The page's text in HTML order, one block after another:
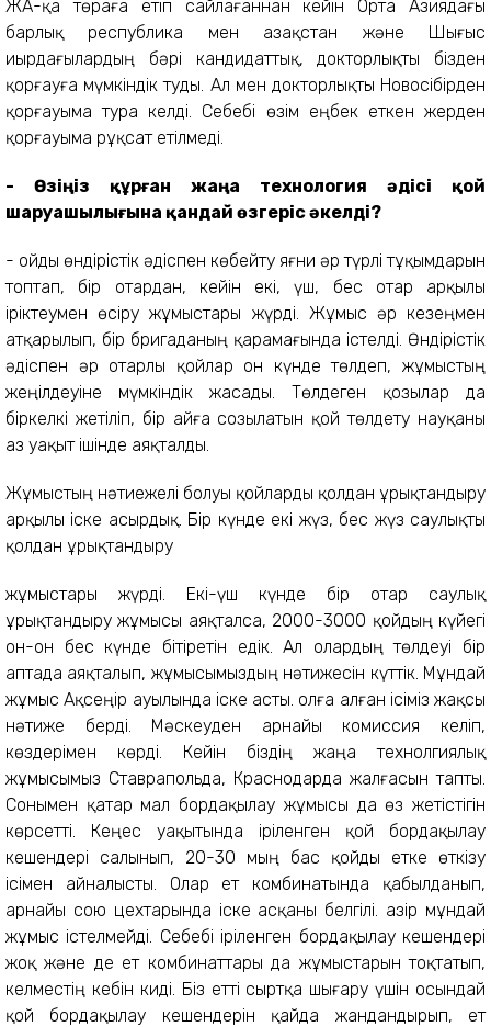
ЖАҚ-қа төраға етіп сайлағаннан кейін Орта Азиядағы
барлық республика мен Қазақстан және Шығыс
Қиырдағылардың бәрі кандидаттық, докторлықты бізден
қорғауға мүмкіндік туды. Ал мен докторлықты Новосібірден
қорғауыма тура келді. Себебі өзім еңбек еткен жерден
қорғауыма рұқсат етілмеді.
- Өзіңіз құрған жаңа технология әдісі қой
шаруашылығына қандай өзгеріс әкелді?
- Қойды өндірістік әдіспен көбейту яғни әр түрлі тұқымдарын
топтап, бір отардан, кейін екі, үш, бес отар арқылы
іріктеумен өсіру жұмыстары жүрді. Жұмыс әр кезеңмен
атқарылып, бір бригаданың қарамағында істелді. Өндірістік
әдіспен әр отарлы қойлар он күнде төлдеп, жұмыстың
жеңілдеуіне мүмкіндік жасады. Төлдеген қозылар да
біркелкі жетіліп, бір айға созылатын қой төлдету науқаны
аз уақыт ішінде аяқталды.
Жұмыстың нәтиежелі болуы қойларды қолдан ұрықтандыру
арқылы іске асырдық. Бір күнде екі жүз, бес жүз саулықты
қолдан ұрықтандыру
жұмыстары жүрді. Екі-үш күнде бір отар саулық
ұрықтандыру жұмысы аяқталса, 2000-3000 қойдың күйегі
он-он бес күнде бітіретін едік. Ал олардың төлдеуі бір
аптада аяқталып, жұмысымыздың нәтижесін күттік. Мұндай
жұмыс Ақсеңір ауылында іске асты. Қолға алған ісіміз жақсы
нәтиже берді. Мәскеуден арнайы комиссия келіп,
көздерімен көрді. Кейін біздің жаңа технолгиялық
жұмысымыз Ставрапольда, Краснодарда жалғасын тапты.
Сонымен қатар мал бордақылау жұмысы да өз жетістігін
көрсетті. Кеңес уақытында іріленген қой бордақылау
кешендері салынып, 20-30 мың бас қойды етке өткізу
ісімен айналысты. Олар ет комбинатында қабылданып,
арнайы сою цехтарында іске асқаны белгілі. Қазір мұндай
жұмыс істелмейді. Себебі іріленген бордақылау кешендері
жоқ және де ет комбинаттары да жұмыстарын тоқтатып,
келместің кебін киді. Біз етті сыртқа шығару үшін осындай
қой бордақылау кешендерін қайда жандандырып, ет